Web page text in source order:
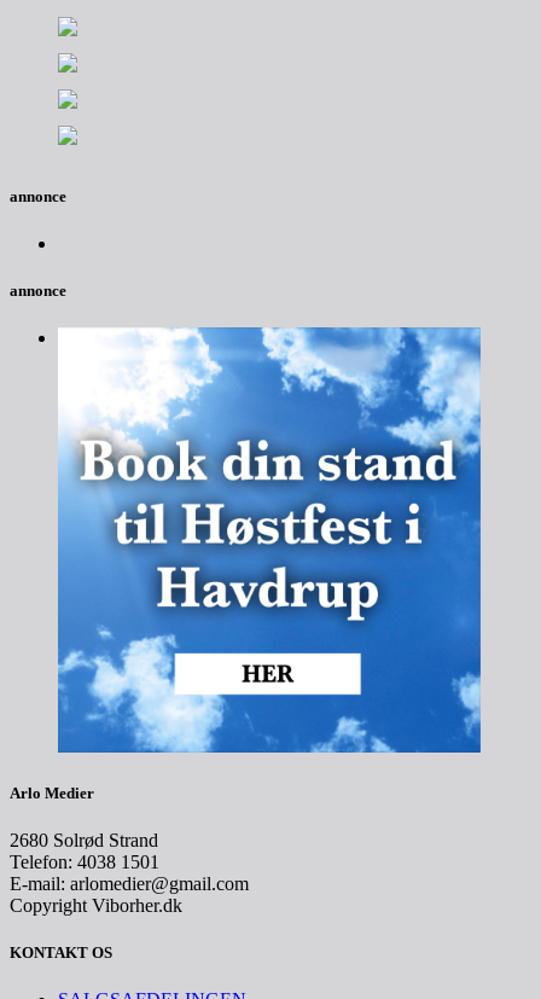
annonce
annonce
Arlo Medier
2680 Solrød Strand
Telefon: 4038 1501
E-mail: arlomedier@gmail.com
Copyright Viborher.dk
KONTAKT OS